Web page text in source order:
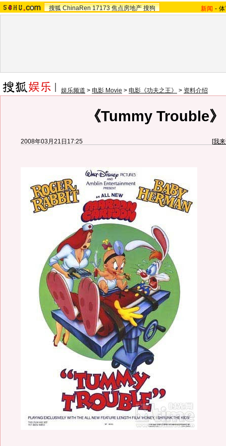
搜狐 ChinaRen 17173 焦点房地产 搜狗 新闻 -
娱乐频道 > 电影 Movie > 电影《功夫之王》 > 资料介绍
《Tummy Trouble》
2008年03月21日17:25 [我